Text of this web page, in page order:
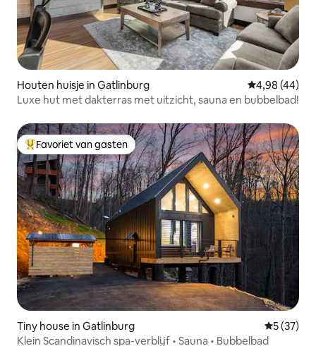
Houten huisje in Gatlinburg Gemiddelde
4,98 (44)
Luxe hut met dakterras met uitzicht, sauna en bubbelbad!
Topfavoriet van gasten
Favoriet van gasten
Tiny house in Gatlinburg
5 (37)
Klein Scandinavisch spa-verblijf • Sauna • Bubbelbad